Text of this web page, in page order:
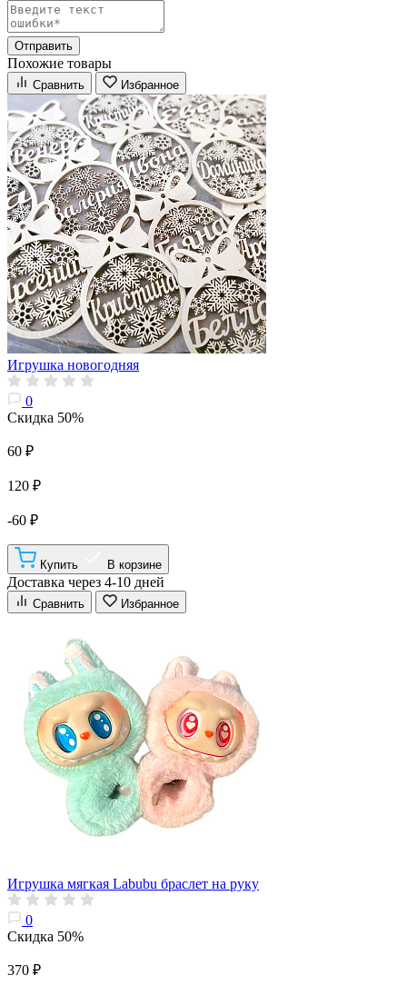
Отправить
Похожие товары
Сравнить Избранное
Игрушка новогодняя
0
Скидка 50%
60 ₽
120 ₽
-60 ₽
Купить В корзине
Доставка через 4-10 дней
Сравнить Избранное
Игрушка мягкая Labubu браслет на руку
0
Скидка 50%
370 ₽